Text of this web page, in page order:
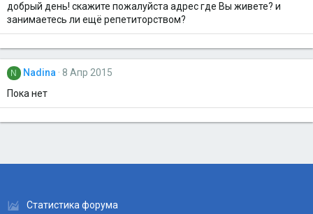
добрый день! скажите пожалуйста адрес где Вы живете? и
занимаетесь ли ещё репетиторством?
N Nadina
8 Апр 2015
Пока нет
Статистика форума